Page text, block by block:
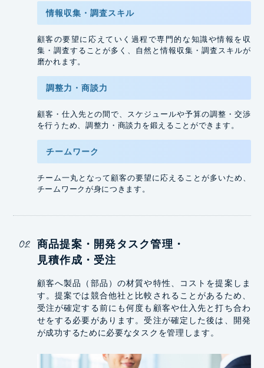
情報収集・調査スキル
顧客の要望に応えていく過程で専門的な知識や情報を収
集・調査することが多く、自然と情報収集・調査スキルが
磨かれます。
調整力・商談力
顧客・仕入先との間で、スケジュールや予算の調整・交渉
を行うため、調整力・商談力を鍛えることができます。
チームワーク
チーム一丸となって顧客の要望に応えることが多いため、
チームワークが身につきます。
商品提案・開発タスク管理・
見積作成・受注
顧客へ製品（部品）の材質や特性、コストを提案しま
す。提案では競合他社と比較されることがあるため、
受注が確定する前にも何度も顧客や仕入先と打ち合わ
せをする必要があります。受注が確定した後は、開発
が成功するために必要なタスクを管理します。